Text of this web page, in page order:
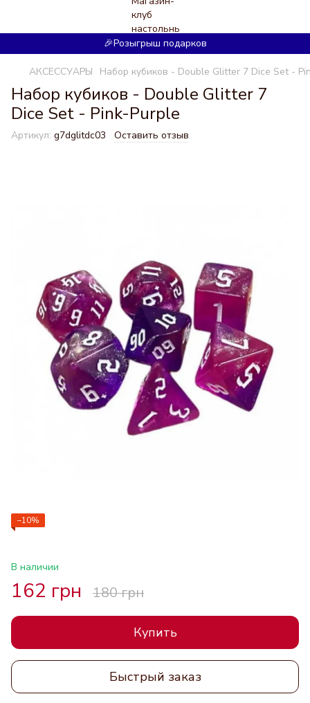
🎉Розыгрыш подарков
АКСЕССУАРЫ Набор кубиков - Double Glitter 7 Dice Set -
Набор кубиков - Double Glitter 7
Dice Set - Pink-Purple
Артикул: g7dglitdc03 Оставить отзыв
−10%
В наличии
162 грн 180 грн
Купить
Быстрый заказ